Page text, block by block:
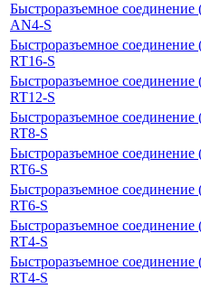
Быстроразъемное
AN4-S
Быстроразъемное
RT16-S
Быстроразъемное
RT12-S
Быстроразъемное
RT8-S
Быстроразъемное
RT6-S
Быстроразъемное
RT6-S
Быстроразъемное
RT4-S
Быстроразъемное
RT4-S